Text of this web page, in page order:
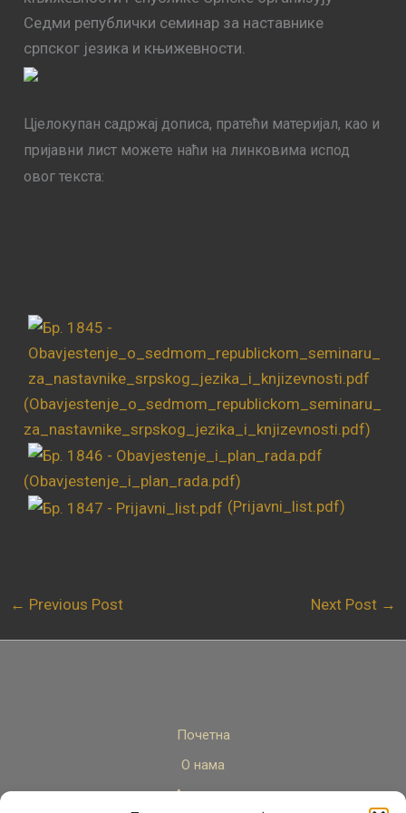
Седми републички семинар за наставнике
српског језика и књижевности.
Цјелокупан садржај дописа, пратећи материјал, као и
пријавни лист можете наћи на линковима испод
овог текста:
(Obavjestenje_o_sedmom_republickom_seminaru_
za_nastavnike_srpskog_jezika_i_knjizevnosti.pdf)
(Obavjestenje_i_plan_rada.pdf)
(Prijavni_list.pdf)
← Previous Post Next Post →
Почетна
О нама
Актуелно